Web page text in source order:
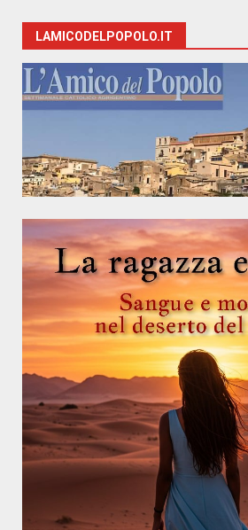
LAMICODELPOPOLO.IT